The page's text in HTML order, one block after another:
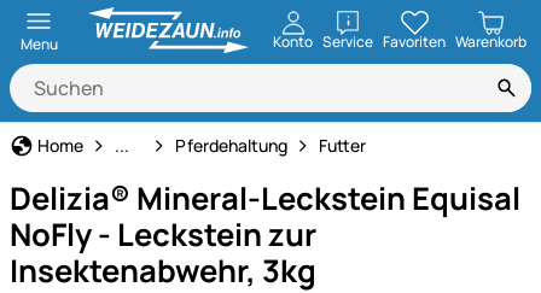
Menu Konto ServiceöffnenFavoriten Warenkorb
Home Tierbedarf
... Pferdehaltung Futter
Delizia® Mineral-Leckstein Equisal
NoFly - Leckstein zur
Insektenabwehr, 3kg